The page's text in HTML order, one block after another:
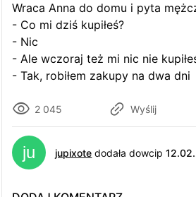
Wraca Anna do domu i pyta
- Co mi dziś kupiłeś?
- Nic
- Ale wczoraj też mi nic nie
- Tak, robiłem zakupy na dwa dni
2 045 Wyślij
jupixote dodała dowcip